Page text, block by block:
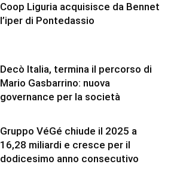
Coop Liguria acquisisce da Bennet
l’iper di Pontedassio
Decò Italia, termina il percorso di
Mario Gasbarrino: nuova
governance per la società
Gruppo VéGé chiude il 2025 a
16,28 miliardi e cresce per il
dodicesimo anno consecutivo